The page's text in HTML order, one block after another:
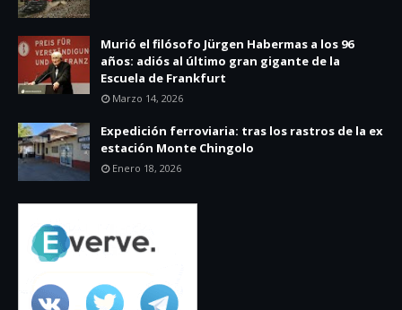
Murió el filósofo Jürgen Habermas a los 96
años: adiós al último gran gigante de la
Escuela de Frankfurt
Marzo 14, 2026
Expedición ferroviaria: tras los rastros de la ex
estación Monte Chingolo
Enero 18, 2026